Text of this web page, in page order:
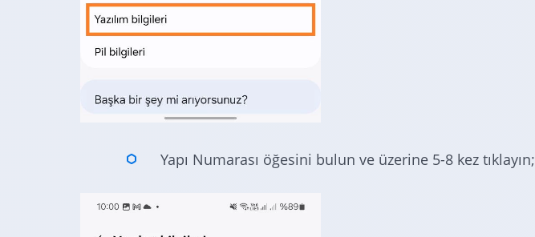
Yapı Numarası öğesini bulun ve üzerine 5-8 kez tıklayın;